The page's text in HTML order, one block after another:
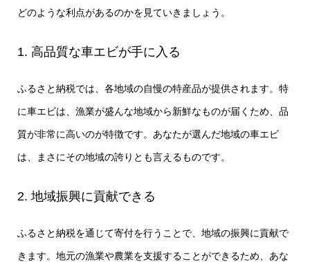
どのような利点があるのかを見ていきましょう。
1. 高品質な車エビが手に入る
ふるさと納税では、各地域の自慢の特産品が提供されます。特
に車エビは、漁業が盛んな地域から新鮮なものが届くため、品
質が非常に高いのが特徴です。あなたが選んだ地域の車エビ
は、まさにその地域の誇りとも言えるものです。
2. 地域振興に貢献できる
ふるさと納税を通じて寄付を行うことで、地域の振興に貢献で
きます。地元の漁業や農業を支援することができるため、あな